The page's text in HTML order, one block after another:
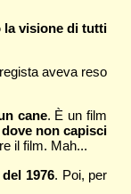
la visione di tutti
aveva reso
cane. È un film
non capisci
il film. Mah...
1976. Poi, per